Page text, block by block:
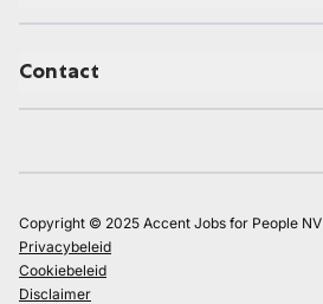
Contact
Copyright © 2025 Accent Jobs for People NV
Privacybeleid
Cookiebeleid
Disclaimer